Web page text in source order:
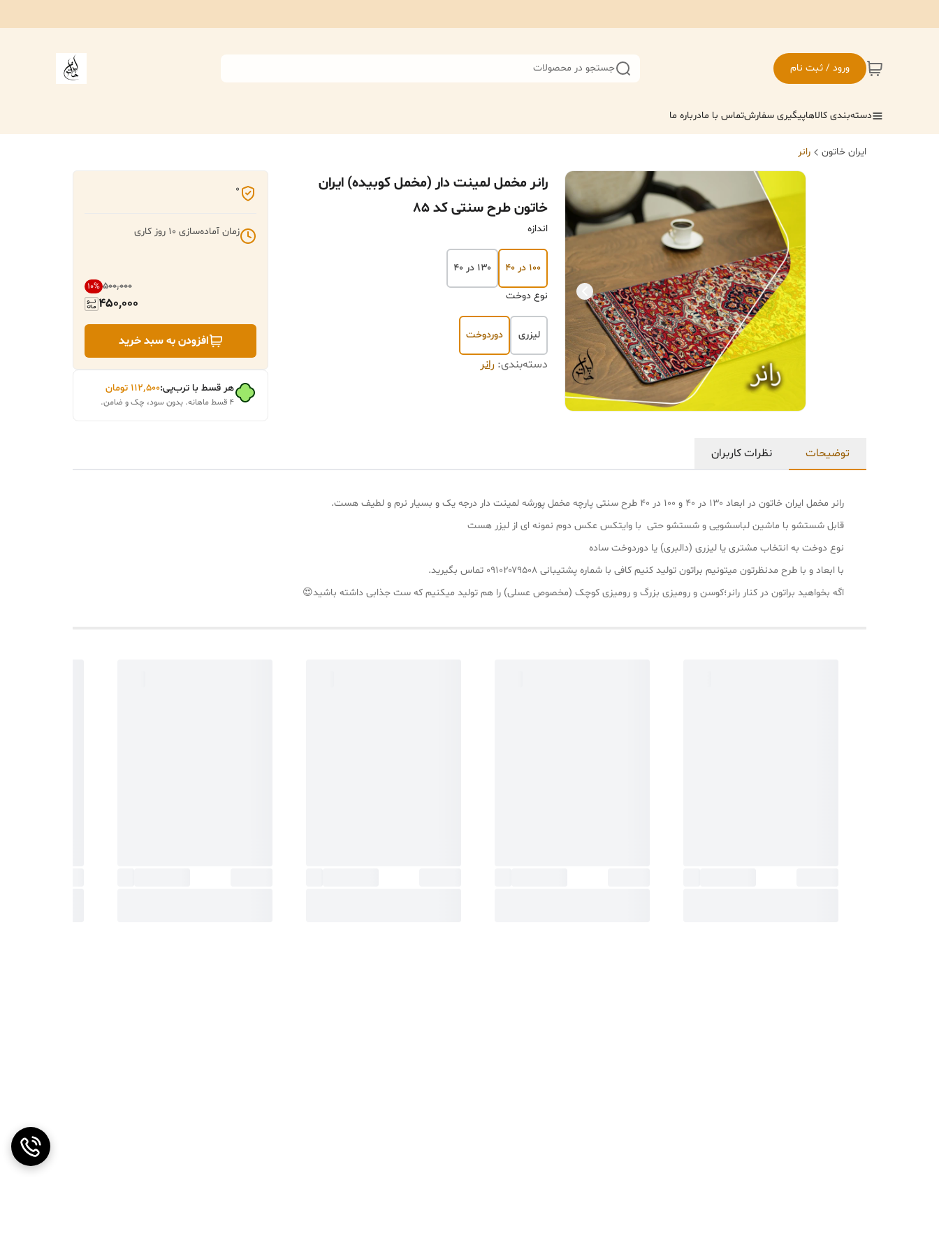
ورود / ثبت نام جستجو در محصولات
دسته‌بندی کالاهاپیگیری سفارشتماس با مادرباره ما
ایران خاتون رانر
رانر مخمل لمینت دار (مخمل کوبیده) ایران
خاتون طرح سنتی کد 85
اندازه
۱۰۰ در ۴۰ ۱۳۰ در ۴۰
نوع دوخت
لیزری دوردوخت
دسته‌بندی: رانر
0
زمان آماده‌سازی 10 روز کاری
۵۰۰٬۰۰۰ 10%
450,000
افزودن به سبد خرید
هر قسط با ترب‌پی:۱۱۲٬۵۰۰ تومان
۴ قسط ماهانه. بدون سود، چک و ضامن.
توضیحات نظرات کاربران
رانر مخمل ایران خاتون در ابعاد ۱۳۰ در ۴۰ و ۱۰۰ در ۴۰ طرح سنتی پارچه مخمل پورشه لمینت دار درجه یک و بسیار نرم و لطیف هست.
قابل شستشو با ماشین لباسشویی و شستشو حتی با وایتکس عکس دوم نمونه ای از لیزر هست
نوع دوخت به انتخاب مشتری یا لیزری (دالبری) یا دوردوخت ساده
با ابعاد و با طرح مدنظرتون میتونیم براتون تولید کنیم کافی با شماره پشتیبانی ۰۹۱۰۲۰۷۹۵۰۸ تماس بگیرید.
اگه بخواهید براتون در کنار رانر؛کوسن و رومیزی بزرگ و رومیزی کوچک (مخصوص عسلی) را هم تولید میکنیم که ست جذابی داشته باشید😍